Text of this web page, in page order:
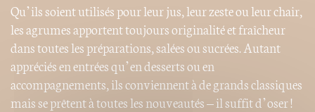
Qu’ils soient utilisés pour leur jus, leur zeste ou leur chair,
les agrumes apportent toujours originalité et fraîcheur
dans toutes les préparations, salées ou sucrées. Autant
appréciés en entrées qu’en desserts ou en
accompagnements, ils conviennent à de grands classiques
mais se prêtent à toutes les nouveautés – il suffit d’oser !